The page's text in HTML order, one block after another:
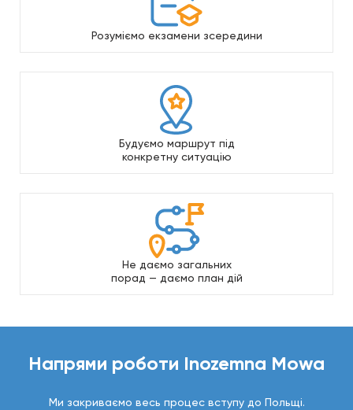
Розуміємо екзамени зсередини
Будуємо маршрут під
конкретну ситуацію
Не даємо загальних
порад — даємо план дій
Напрями роботи Inozemna Mowa
Ми закриваємо весь процес вступу до Польщі.